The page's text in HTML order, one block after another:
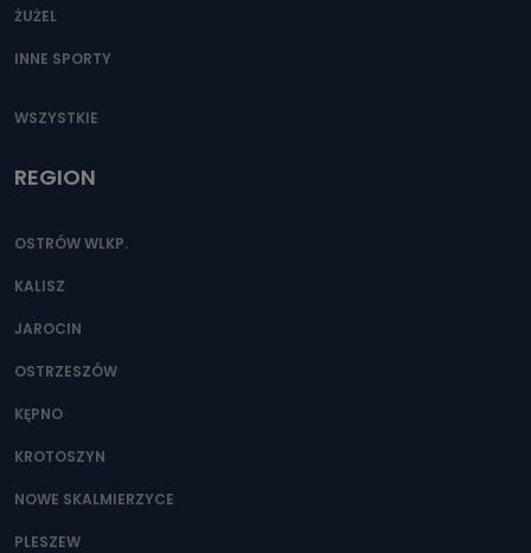
ŻUŻEL
INNE SPORTY
WSZYSTKIE
REGION
OSTRÓW WLKP.
KALISZ
JAROCIN
OSTRZESZÓW
KĘPNO
KROTOSZYN
NOWE SKALMIERZYCE
PLESZEW